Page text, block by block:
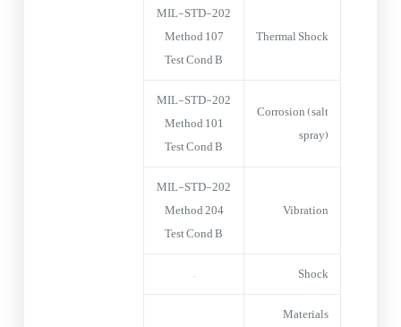
Thermal Shock
MIL-STD-202
Method 107
Test Cond B
Corrosion (salt
spray)
MIL-STD-202
Method 101
Test Cond B
Vibration
MIL-STD-202
Method 204
Test Cond B
Shock
–
Materials